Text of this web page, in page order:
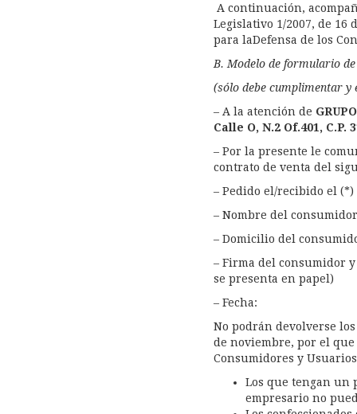
A continuación,
Legislativo 1/2007, de
para laDefensa de los
B. Modelo de formulario
(sólo debe cumplimentar
– A la atención de
Calle O, N.2 Of.401, C.P.
– Por la presente le
contrato de venta del
– Pedido el/recibido el (*)
– Nombre del
– Domicilio del
– Firma del consumidor
se presenta en papel)
– Fecha:
No podrán devolverse
de noviembre, por el
Consumidores y
Los que tengan un
empresario no